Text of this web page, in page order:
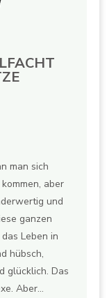
man sich
aber
und
ganzen
Leben in
hübsch,
glücklich. Das
Aber…